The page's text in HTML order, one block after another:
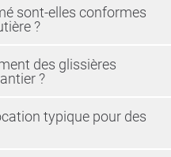
sont-elles conformes
?
des glissières
?
typique pour des